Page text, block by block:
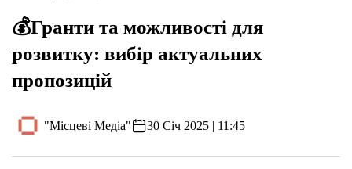
💰Гранти та можливості для
розвитку: вибір актуальних
пропозицій
"Місцеві Медіа" 30 Січ 2025 | 11:45